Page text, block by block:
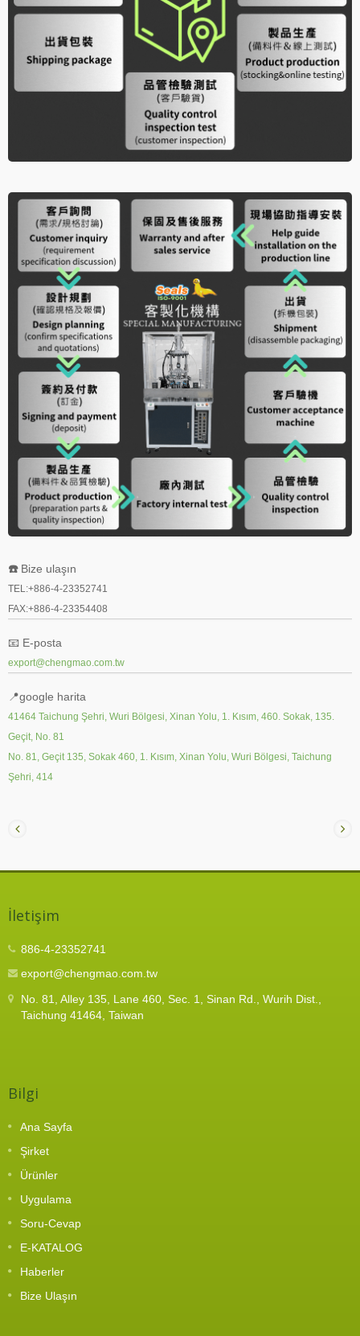
☎️ Bize ulaşın
TEL:+886-4-23352741
FAX:+886-4-23354408
📧 E-posta
export@chengmao.com.tw
📍google harita
41464 Taichung Şehri, Wuri Bölgesi, Xinan Yolu, 1. Kısım, 460. Sokak, 135.
Geçit, No. 81
No. 81, Geçit 135, Sokak 460, 1. Kısım, Xinan Yolu, Wuri Bölgesi, Taichung
Şehri, 414
İletişim
886-4-23352741
export@chengmao.com.tw
No. 81, Alley 135, Lane 460, Sec. 1, Sinan Rd., Wurih Dist.,
Taichung 41464, Taiwan
Bilgi
Ana Sayfa
Şirket
Ürünler
Uygulama
Soru-Cevap
E-KATALOG
Haberler
Bize Ulaşın